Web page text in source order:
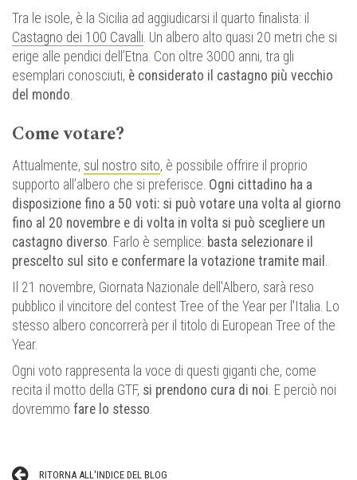
Tra le isole, è la Sicilia ad aggiudicarsi il quarto finalista: il
Castagno dei 100 Cavalli . Un albero alto quasi 20 metri che si
erige alle pendici dell’Etna. Con oltre 3000 anni, tra gli
esemplari conosciuti, è considerato il castagno più vecchio
del mondo
Come votare?
Attualmente, sul nostro sito, è possibile offrire il proprio
supporto all’albero che si preferisce. Ogni cittadino ha a
disposizione fino a 50 voti: si può votare una volta al giorno
fino al 20 novembre e di volta in volta si può scegliere un
castagno diverso . Farlo è semplice: basta selezionare il
prescelto sul sito e confermare la votazione tramite mail
Il 21 novembre, Giornata Nazionale dell'Albero, sarà reso
pubblico il vincitore del contest Tree of the Year per l'Italia. Lo
stesso albero concorrerà per il titolo di European Tree of the
Year.
Ogni voto rappresenta la voce di questi giganti che, come
recita il motto della GTF, si prendono cura di noi . E perciò noi
dovremmo fare lo stesso
RITORNA ALL'INDICE DEL BLOG